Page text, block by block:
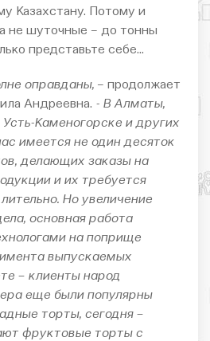
Казахстану. Потому и
не шуточные – до тонны
представьте себе…
оправданы, – продолжает
Андреевна. - В Алматы,
Каменогорске и других
имеется не один десяток
делающих заказы на
и их требуется
Но увеличение
основная работа
на поприще
выпускаемых
– клиенты народ
еще были популярны
торты, сегодня –
фруктовые торты с